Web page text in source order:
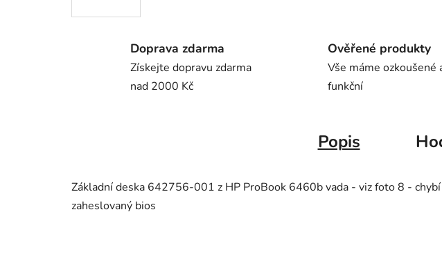
Doprava zdarma
Získejte dopravu zdarma
nad 2000 Kč
Ověřené produkty
Vše máme ozkoušené
funkční
Popis
Základní deska 642756-001 z HP ProBook 6460b vada - viz foto 8 -
zaheslovaný bios